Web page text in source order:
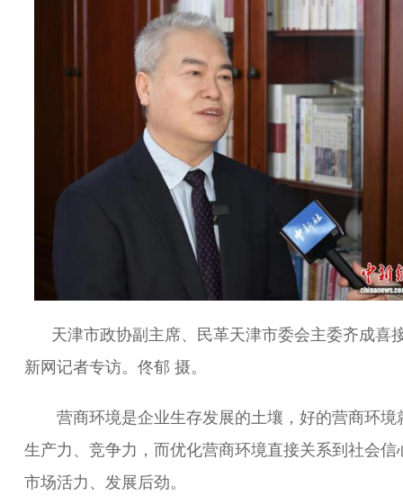
天津市政协副主席、民革天津市委会主委齐成喜
新网记者专访。佟郁 摄。
营商环境是企业生存发展的土壤，好的营商环境
生产力、竞争力，而优化营商环境直接关系到社会信
市场活力、发展后劲。